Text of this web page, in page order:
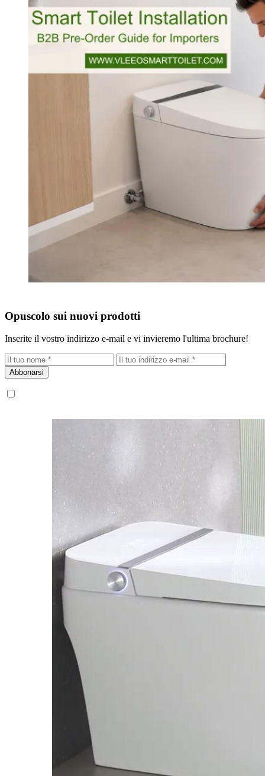
Opuscolo sui nuovi prodotti
Inserite il vostro indirizzo e-mail e vi invieremo l'ultima brochure!
Abbonarsi